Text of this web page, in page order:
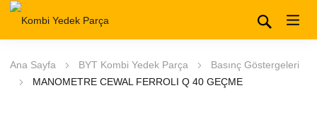
Ana Sayfa BYT Kombi Yedek Parça
Basınç Göstergeleri
MANOMETRE CEWAL FERROLI Q 40 GEÇME